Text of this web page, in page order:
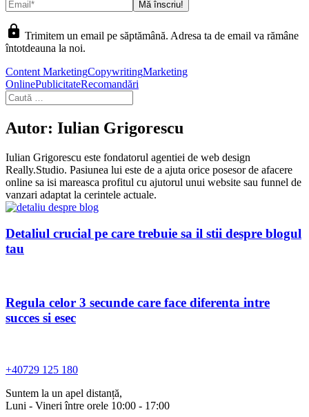
lock Trimitem un email pe săptămână. Adresa ta de email va rămâne
întotdeauna la noi.
Content MarketingCopywritingMarketing
OnlinePublicitateRecomandări
Autor: Iulian Grigorescu
Iulian Grigorescu este fondatorul agentiei de web design
Really.Studio. Pasiunea lui este de a ajuta orice posesor de afacere
online sa isi mareasca profitul cu ajutorul unui website sau funnel de
vanzari adaptat la cerintele actuale.
Detaliul crucial pe care trebuie sa il stii despre blogul
tau
Regula celor 3 secunde care face diferenta intre
succes si esec
+40729 125 180
Suntem la un apel distanță,
Luni - Vineri între orele 10:00 - 17:00